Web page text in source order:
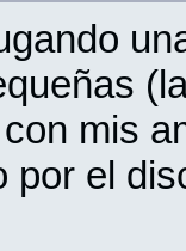
mis
por el